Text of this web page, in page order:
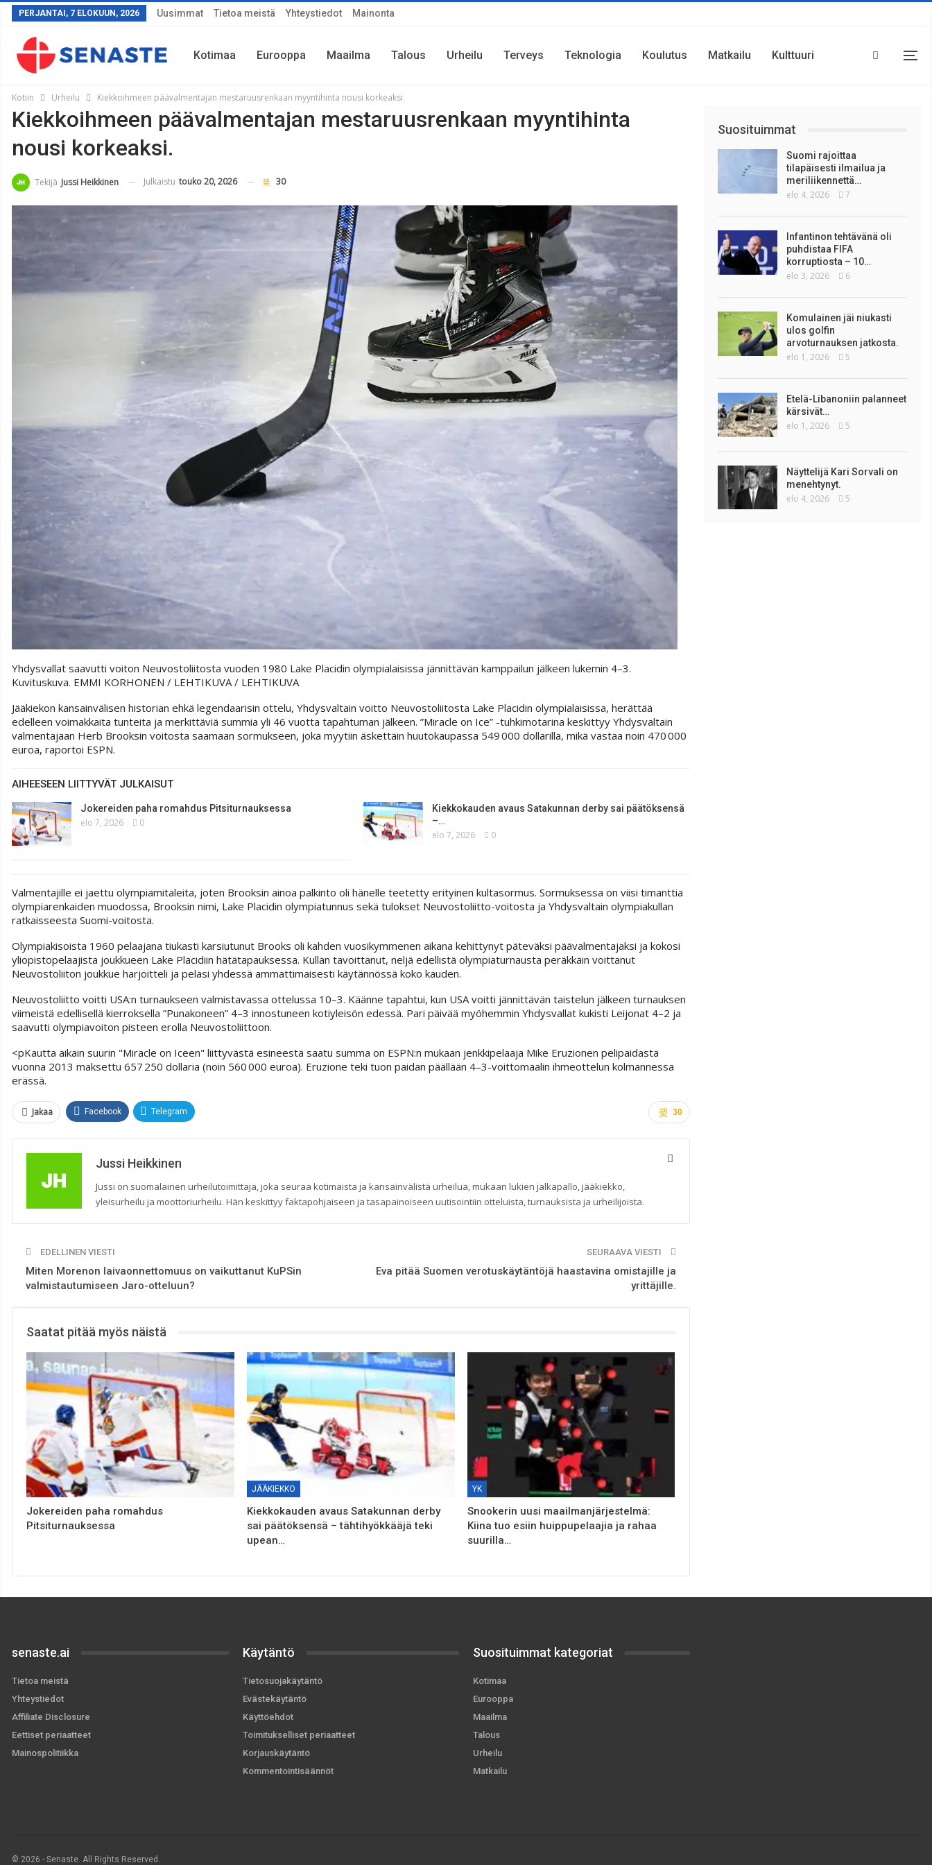
PERJANTAI, 7 ELOKUUN, 2026 Uusimmat Tietoa meistä Yhteystiedot Mainonta
Kotimaa Eurooppa Maailma Talous Urheilu Terveys Teknologia Koulutus Matkailu Kulttuuri
Sää
Kotiin Urheilu Kiekkoihmeen päävalmentajan mestaruusrenkaan myyntihinta nousi korkeaksi.
Kiekkoihmeen päävalmentajan mestaruusrenkaan myyntihinta
nousi korkeaksi.
Tekijä Jussi Heikkinen Julkaistu touko 20, 2026 30
Yhdysvallat saavutti voiton Neuvostoliitosta vuoden 1980 Lake Placidin olympialaisissa jännittävän kamppailun jälkeen lukemin 4–3.
Kuvituskuva. EMMI KORHONEN / LEHTIKUVA / LEHTIKUVA
Jääkiekon kansainvälisen historian ehkä legendaarisin ottelu, Yhdysvaltain voitto Neuvostoliitosta Lake Placidin olympialaisissa, herättää
edelleen voimakkaita tunteita ja merkittäviä summia yli 46 vuotta tapahtuman jälkeen. ”Miracle on Ice” -tuhkimotarina keskittyy Yhdysvaltain
valmentajaan Herb Brooksin voitosta saamaan sormukseen, joka myytiin äskettäin huutokaupassa 549 000 dollarilla, mikä vastaa noin 470 000
euroa, raportoi ESPN.
AIHEESEEN LIITTYVÄT JULKAISUT
Jokereiden paha romahdus Pitsiturnauksessa
elo 7, 2026 0
Kiekkokauden avaus Satakunnan derby sai päätöksensä
–…
elo 7, 2026 0
Valmentajille ei jaettu olympiamitaleita, joten Brooksin ainoa palkinto oli hänelle teetetty erityinen kultasormus. Sormuksessa on viisi timanttia
olympiarenkaiden muodossa, Brooksin nimi, Lake Placidin olympiatunnus sekä tulokset Neuvostoliitto-voitosta ja Yhdysvaltain olympiakullan
ratkaisseesta Suomi-voitosta.
Olympiakisoista 1960 pelaajana tiukasti karsiutunut Brooks oli kahden vuosikymmenen aikana kehittynyt päteväksi päävalmentajaksi ja kokosi
yliopistopelaajista joukkueen Lake Placidiin hätätapauksessa. Kullan tavoittanut, neljä edellistä olympiaturnausta peräkkäin voittanut
Neuvostoliiton joukkue harjoitteli ja pelasi yhdessä ammattimaisesti käytännössä koko kauden.
Neuvostoliitto voitti USA:n turnaukseen valmistavassa ottelussa 10–3. Käänne tapahtui, kun USA voitti jännittävän taistelun jälkeen turnauksen
viimeistä edellisellä kierroksella ”Punakoneen” 4–3 innostuneen kotiyleisön edessä. Pari päivää myöhemmin Yhdysvallat kukisti Leijonat 4–2 ja
saavutti olympiavoiton pisteen erolla Neuvostoliittoon.
<pKautta aikain suurin "Miracle on Iceen" liittyvästä esineestä saatu summa on ESPN:n mukaan jenkkipelaaja Mike Eruzionen pelipaidasta
vuonna 2013 maksettu 657 250 dollaria (noin 560 000 euroa). Eruzione teki tuon paidan päällään 4–3-voittomaalin ihmeottelun kolmannessa
erässä.
30
Jakaa Facebook Telegram
Jussi Heikkinen
Jussi on suomalainen urheilutoimittaja, joka seuraa kotimaista ja kansainvälistä urheilua, mukaan lukien jalkapallo, jääkiekko,
yleisurheilu ja moottoriurheilu. Hän keskittyy faktapohjaiseen ja tasapainoiseen uutisointiin otteluista, turnauksista ja urheilijoista.
EDELLINEN VIESTI
Miten Morenon laivaonnettomuus on vaikuttanut KuPSin
valmistautumiseen Jaro-otteluun?
SEURAAVA VIESTI
Eva pitää Suomen verotuskäytäntöjä haastavina omistajille ja
yrittäjille.
Saatat pitää myös näistä
Jokereiden paha romahdus
Pitsiturnauksessa
JÄÄKIEKKO
Kiekkokauden avaus Satakunnan derby
sai päätöksensä – tähtihyökkääjä teki
upean…
YK
Snookerin uusi maailmanjärjestelmä:
Kiina tuo esiin huippupelaajia ja rahaa
suurilla…
Suosituimmat
Suomi rajoittaa
tilapäisesti ilmailua ja
meriliikennettä…
elo 4, 2026 7
Infantinon tehtävänä oli
puhdistaa FIFA
korruptiosta – 10…
elo 3, 2026 6
Komulainen jäi niukasti
ulos golfin
arvoturnauksen jatkosta.
elo 1, 2026 5
Etelä-Libanoniin palanneet
kärsivät…
elo 1, 2026 5
Näyttelijä Kari Sorvali on
menehtynyt.
elo 4, 2026 5
senaste.ai
Tietoa meistä
Yhteystiedot
Affiliate Disclosure
Eettiset periaatteet
Mainospolitiikka
Käytäntö
Tietosuojakäytäntö
Evästekäytäntö
Käyttöehdot
Toimitukselliset periaatteet
Korjauskäytäntö
Kommentointisäännöt
Suosituimmat kategoriat
Kotimaa
Eurooppa
Maailma
Talous
Urheilu
Matkailu
© 2026 - Senaste. All Rights Reserved.